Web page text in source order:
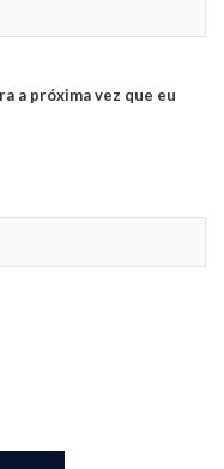
a próxima vez que eu